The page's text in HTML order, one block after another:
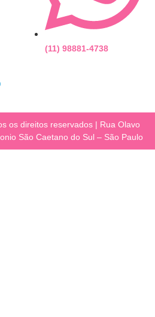
(11) 98881-4738
os direitos reservados | Rua Olavo
São Caetano do Sul – São Paulo